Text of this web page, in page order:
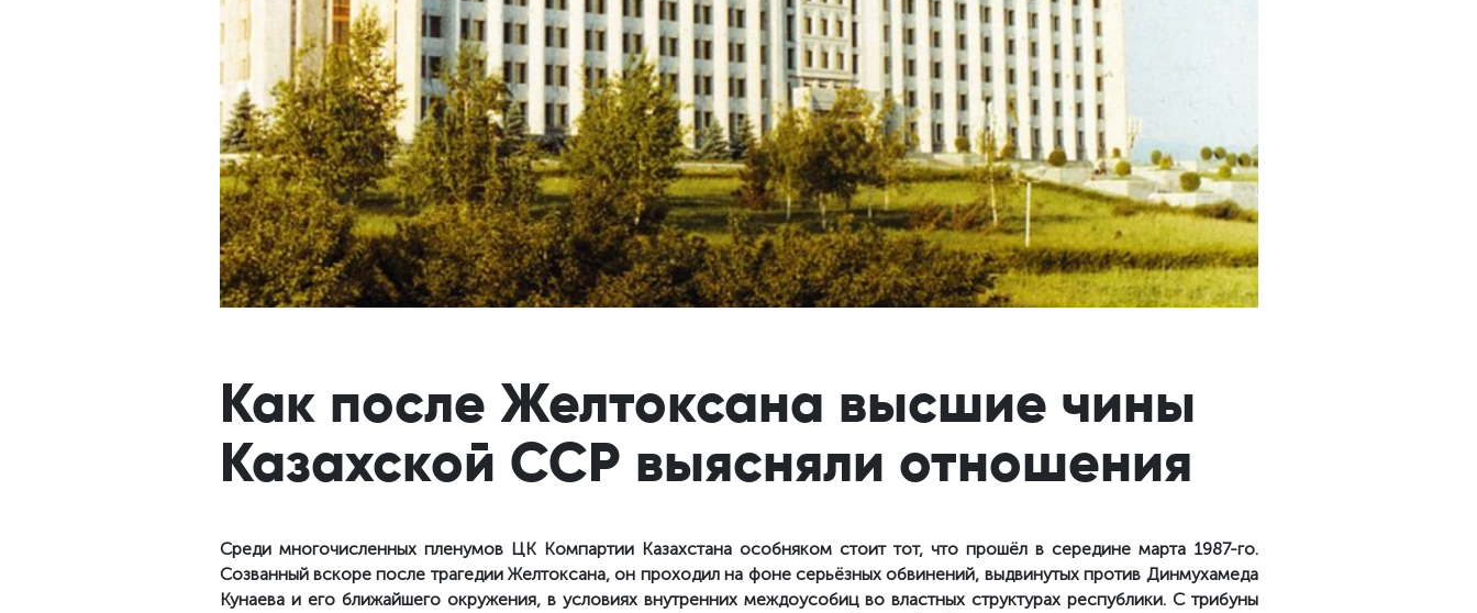
Как после Желтоксана высшие чины
Казахской ССР выясняли отношения
Среди многочисленных пленумов ЦК Компартии Казахстана особняком стоит тот, что прошёл в середине марта 1987-го.
Созванный вскоре после трагедии Желтоксана, он проходил на фоне серьёзных обвинений, выдвинутых против Динмухамеда
Кунаева и его ближайшего окружения, в условиях внутренних междоусобиц во властных структурах республики. С трибуны